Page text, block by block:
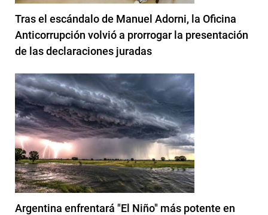
Tras el escándalo de Manuel Adorni, la Oficina
Anticorrupción volvió a prorrogar la presentación
de las declaraciones juradas
Argentina enfrentará "El Niño" más potente en